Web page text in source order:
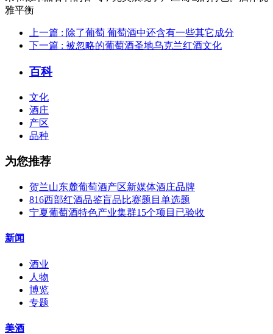
雅平衡
上一篇 : 除了葡萄 葡萄酒中还含有一些其它成分
下一篇 : 被忽略的葡萄酒圣地乌克兰红酒文化
百科
文化
酒庄
产区
品种
为您推荐
贺兰山东麓葡萄酒产区新媒体酒庄品牌
816西部红酒品鉴盲品比赛题目单选题
宁夏葡萄酒特色产业集群15个项目已验收
新闻
酒业
人物
博览
专题
美酒